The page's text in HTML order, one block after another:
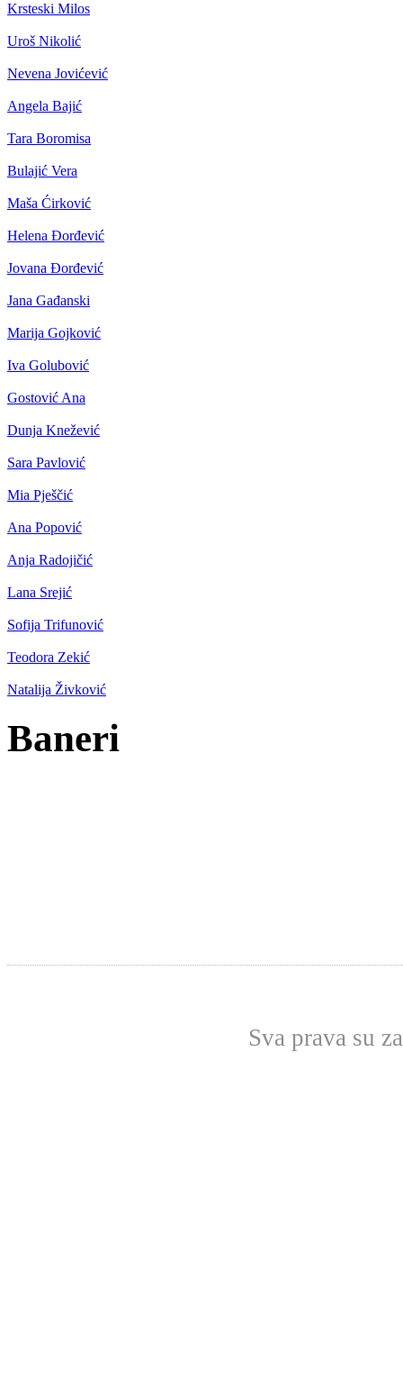
Krsteski Milos
Uroš Nikolić
Nevena Jovićević
Angela Bajić
Tara Boromisa
Bulajić Vera
Maša Ćirković
Helena Đorđević
Jovana Đorđević
Jana Gađanski
Marija Gojković
Iva Golubović
Gostović Ana
Dunja Knežević
Sara Pavlović
Mia Pješčić
Ana Popović
Anja Radojičić
Lana Srejić
Sofija Trifunović
Teodora Zekić
Natalija Živković
Baneri
Sva prava su